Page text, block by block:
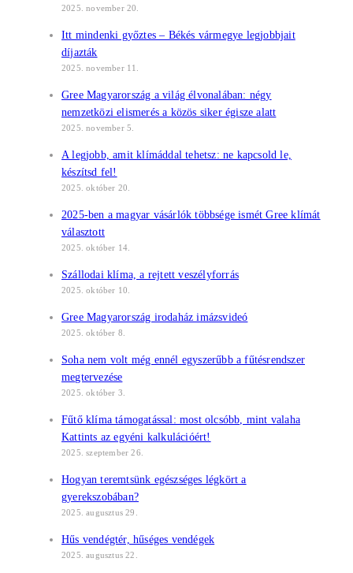
2025. november 20.
Itt mindenki győztes – Békés vármegye legjobbjait
díjazták
2025. november 11.
Gree Magyarország a világ élvonalában: négy
nemzetközi elismerés a közös siker égisze alatt
2025. november 5.
A legjobb, amit klímáddal tehetsz: ne kapcsold le,
készítsd fel!
2025. október 20.
2025-ben a magyar vásárlók többsége ismét Gree klímát
választott
2025. október 14.
Szállodai klíma, a rejtett veszélyforrás
2025. október 10.
Gree Magyarország irodaház imázsvideó
2025. október 8.
Soha nem volt még ennél egyszerűbb a fűtésrendszer
megtervezése
2025. október 3.
Fűtő klíma támogatással: most olcsóbb, mint valaha
Kattints az egyéni kalkulációért!
2025. szeptember 26.
Hogyan teremtsünk egészséges légkört a
gyerekszobában?
2025. augusztus 29.
Hűs vendégtér, hűséges vendégek
2025. augusztus 22.